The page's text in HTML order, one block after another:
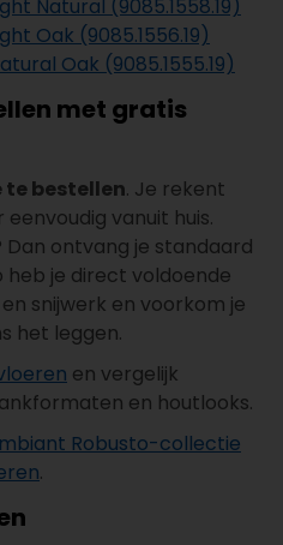
Natural (9085.1558.19)
Oak (9085.1556.19)
Oak (9085.1555.19)
met gratis
te bestellen. Je rekent
vanuit huis.
Dan ontvang je standaard
heb je direct voldoende
snijwerk en voorkom je
het leggen.
en vergelijk
en houtlooks.
Robusto-collectie
.